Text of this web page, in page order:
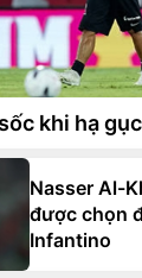
khi hạ
Nasser Al-
được chọn
Infantino